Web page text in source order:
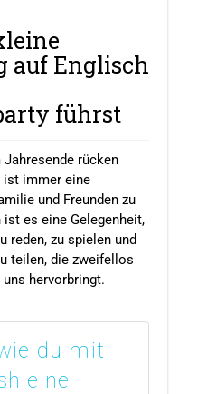
auf Englisch
führst
rücken
ist immer eine
und Freunden zu
es eine Gelegenheit,
reden, zu spielen und
teilen, die zweifellos
hervorbringt.
du mit
eine